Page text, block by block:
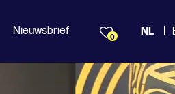
Nieuwsbrief 0 NL